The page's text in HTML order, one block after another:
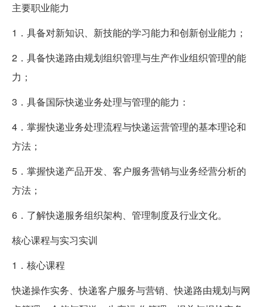
主要职业能力
1．具备对新知识、新技能的学习能力和创新创业能力；
2．具备快递路由规划组织管理与生产作业组织管理的能
力；
3．具备国际快递业务处理与管理的能力：
4．掌握快递业务处理流程与快递运营管理的基本理论和
方法；
5．掌握快递产品开发、客户服务营销与业务经营分析的
方法；
6．了解快递服务组织架构、管理制度及行业文化。
核心课程与实习实训
1．核心课程
快递操作实务、快递客户服务与营销、快递路由规划与网